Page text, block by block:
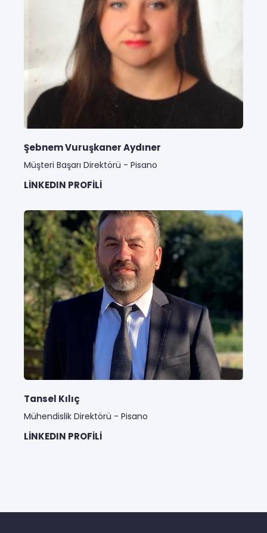
Şebnem Vuruşkaner Aydıner
Müşteri Başarı Direktörü - Pisano
LINKEDIN PROFILI
Tansel Kılıç
Mühendislik Direktörü - Pisano
LINKEDIN PROFILI